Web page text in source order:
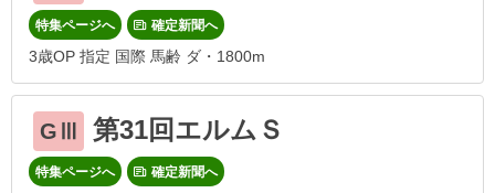
特集ページへ 確定新聞へ
3歳OP 指定 国際 馬齢 ダ・1800m
GⅢ 第31回エルムＳ
特集ページへ 確定新聞へ